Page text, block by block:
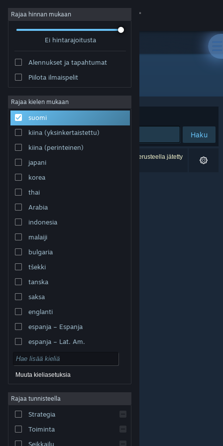
Kirjaudu sisään
Tietoa
Tuki
Vaihda kieli
Hanki Steam-mobiilisovellus
Näytä työpöytäsivusto
© Valve Corporation. Kaikki oikeudet pidätetään. Kaikki
Yhdysvalloissa ja kaikkialla maailmassa.
Helppokäyttötoiminnot
Hyvitykset|Evästeet
Rajaa hinnan mukaan
Ei hintarajoitusta
Alennukset ja tapahtumat
Piilota ilmaispelit
Rajaa kielen mukaan
suomi
kiina (yksinkertaistettu)
kiina (perinteinen)
japani
korea
thai
Arabia
indonesia
malaiji
bulgaria
tšekki
tanska
saksa
englanti
espanja – Espanja
espanja – Lat. Am.
Muuta kieliasetuksia
Rajaa tunnisteella
Strategia
Toiminta
Seikkailu
Kehittäjä: Evil Raptor
Järjestelyperuste
Haku
0 tulosta vastaa hakuasi. 3 peliä on asetustesi perusteella jätetty
pois.